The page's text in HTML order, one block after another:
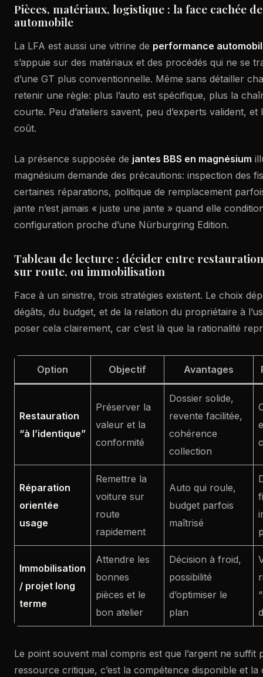
Pièces, matériaux, logistique : la face cachée
automobile
La LFA est aussi une vitrine de performance
s’appuie sur des matériaux et des procédés qui ne se
d’une GT plus conventionnelle. Même sans détailler
retenir une règle: plus l’auto est spécifique, plus la
courte. Peu d’ateliers savent, peu d’experts valident,
coût.
La présence supposée de jantes BBS en magnésium
magnésium demande des précautions: inspection des
certaines réparations, politique de remplacement
jante n’est jamais « juste une jante » quand elle
configuration proche d’une Nürburgring Edition.
Tableau de lecture : décider entre
sur route, ou immobilisation
Face à un sinistre, trois stratégies existent. Le choix
dégâts, du budget, et de la relation du propriétaire à
poser cela clairement, car c’est là que la rationalité
Option Objectif Avantages
Restauration
“à l’identique”
Préserver la
valeur et la
conformité
Dossier solide,
revente facilitée,
cohérence
collection
Réparation
orientée
usage
Remettre la
voiture sur
route
rapidement
Auto qui roule,
budget parfois
maîtrisé
Immobilisation
/ projet long
terme
Attendre les
bonnes
pièces et le
bon atelier
Décision à froid,
possibilité
d’optimiser le
plan
Le point souvent mal compris est que l’argent ne suffit
ressource critique, c’est la compétence disponible et